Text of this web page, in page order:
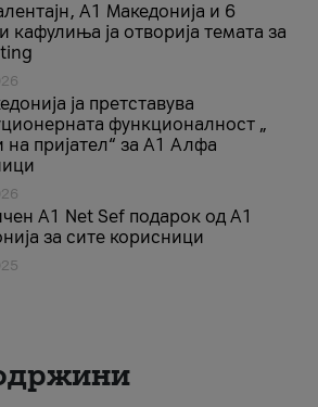
A1 Македонија и 6
кафулиња ја отворија темата за
ја претставува
функционалност „
на пријател“ за А1 Алфа
A1 Net Sеf подарок од А1
за сите корисници